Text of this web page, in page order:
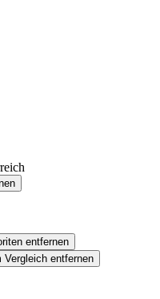
entfernen
Vergleich entfernen